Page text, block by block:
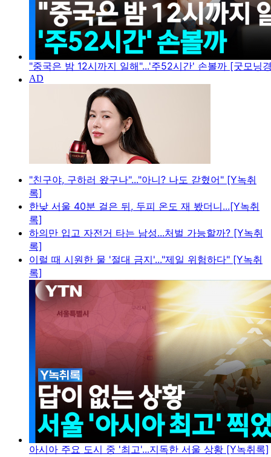
"중국은 밤 12시까지 일해"...'주52시간' 손볼까 [굿모닝
"친구야, 구하러 왔구나"..."아니? 나도 갇혔어" [Y녹취
록]
한낮 서울 40분 걸은 뒤, 두피 온도 재 봤더니...[Y녹취
록]
하의만 입고 자전거 타는 남성...처벌 가능할까? [Y녹취
록]
이럴 때 시원한 물 '절대 금지'..."제일 위험하다" [Y녹취
록]
아시아 주요 도시 중 '최고'...지독한 서울 상황 [Y녹취록]